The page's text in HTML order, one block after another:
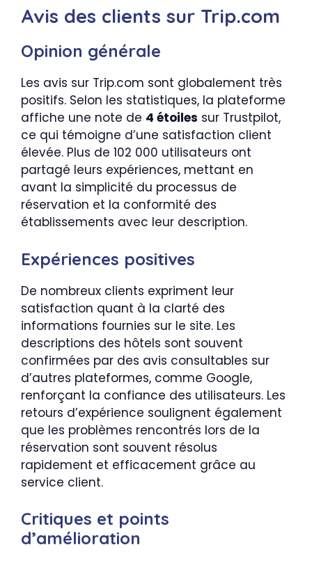
Avis des clients sur Trip.com
Opinion générale
Les avis sur Trip.com sont globalement très
positifs. Selon les statistiques, la plateforme
affiche une note de 4 étoiles sur Trustpilot,
ce qui témoigne d’une satisfaction client
élevée. Plus de 102 000 utilisateurs ont
partagé leurs expériences, mettant en
avant la simplicité du processus de
réservation et la conformité des
établissements avec leur description.
Expériences positives
De nombreux clients expriment leur
satisfaction quant à la clarté des
informations fournies sur le site. Les
descriptions des hôtels sont souvent
confirmées par des avis consultables sur
d’autres plateformes, comme Google,
renforçant la confiance des utilisateurs. Les
retours d’expérience soulignent également
que les problèmes rencontrés lors de la
réservation sont souvent résolus
rapidement et efficacement grâce au
service client.
Critiques et points
d’amélioration